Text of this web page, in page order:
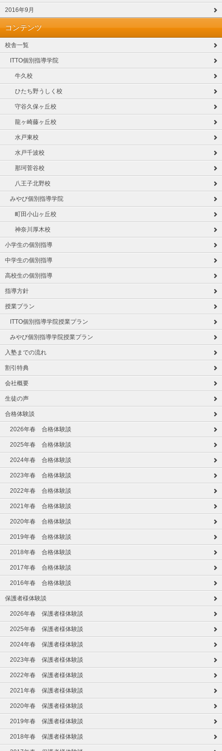
2016年9月
コンテンツ
校舎一覧
ITTO個別指導学院
牛久校
ひたち野うしく校
守谷久保ヶ丘校
龍ヶ崎藤ヶ丘校
水戸東校
水戸千波校
那珂菅谷校
八王子北野校
みやび個別指導学院
町田小山ヶ丘校
神奈川厚木校
小学生の個別指導
中学生の個別指導
高校生の個別指導
指導方針
授業プラン
ITTO個別指導学院授業プラン
みやび個別指導学院授業プラン
入塾までの流れ
割引特典
会社概要
生徒の声
合格体験談
2026年春 合格体験談
2025年春 合格体験談
2024年春 合格体験談
2023年春 合格体験談
2022年春 合格体験談
2021年春 合格体験談
2020年春 合格体験談
2019年春 合格体験談
2018年春 合格体験談
2017年春 合格体験談
2016年春 合格体験談
保護者様体験談
2026年春 保護者様体験談
2025年春 保護者様体験談
2024年春 保護者様体験談
2023年春 保護者様体験談
2022年春 保護者様体験談
2021年春 保護者様体験談
2020年春 保護者様体験談
2019年春 保護者様体験談
2018年春 保護者様体験談